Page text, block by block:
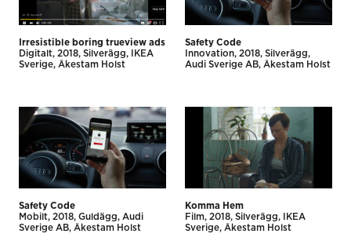
Irresistible boring trueview ads
Digitalt 2018 Silverägg
IKEA
Sverige
Åkestam Holst
Safety Code
Innovation 2018 Silverägg
Audi Sverige AB
Åkestam Holst
Safety Code
Mobilt 2018 Guldägg
Audi
Sverige AB
Åkestam Holst
Komma Hem
Film 2018 Silverägg
IKEA
Sverige
Åkestam Holst